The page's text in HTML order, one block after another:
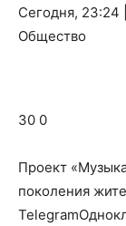
Сегодня, 23:24
Общество
30 0
Проект
поколения